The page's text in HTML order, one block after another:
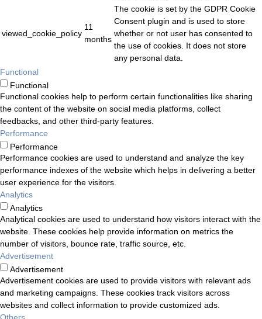
viewed_cookie_policy
11
months
The cookie is set by the GDPR Cookie
Consent plugin and is used to store
whether or not user has consented to
the use of cookies. It does not store
any personal data.
Functional
Functional
Functional cookies help to perform certain functionalities like sharing
the content of the website on social media platforms, collect
feedbacks, and other third-party features.
Performance
Performance
Performance cookies are used to understand and analyze the key
performance indexes of the website which helps in delivering a better
user experience for the visitors.
Analytics
Analytics
Analytical cookies are used to understand how visitors interact with the
website. These cookies help provide information on metrics the
number of visitors, bounce rate, traffic source, etc.
Advertisement
Advertisement
Advertisement cookies are used to provide visitors with relevant ads
and marketing campaigns. These cookies track visitors across
websites and collect information to provide customized ads.